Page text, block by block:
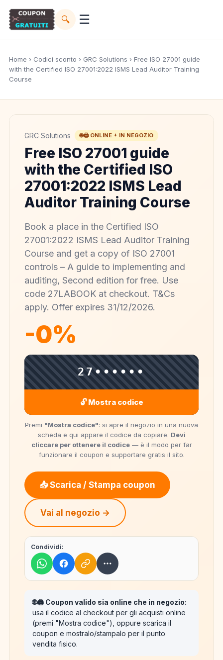
🔍 ☰
Home › Codici sconto › GRC Solutions › Free ISO 27001 guide
with the Certified ISO 27001:2022 ISMS Lead Auditor Training
Course
GRC Solutions 🌐🖨️ ONLINE + IN NEGOZIO
Free ISO 27001 guide
with the Certified ISO
27001:2022 ISMS Lead
Auditor Training Course
Book a place in the Certified ISO
27001:2022 ISMS Lead Auditor Training
Course and get a copy of ISO 27001
controls – A guide to implementing and
auditing, Second edition for free. Use
code 27LABOOK at checkout. T&Cs
apply. Offer expires 31/12/2026.
-0%
27••••••
🔓 Mostra codice
Premi "Mostra codice": si apre il negozio in una nuova
scheda e qui appare il codice da copiare. Devi
cliccare per ottenere il codice— è il modo per far
funzionare il coupon e supportare gratis il sito.
📥 Scarica / Stampa coupon
Vai al negozio →
Condividi:
🌐🖨️ Coupon valido sia online che in negozio:
usa il codice al checkout per gli acquisti online
(premi "Mostra codice"), oppure scarica il
coupon e mostralo/stampalo per il punto
vendita fisico.